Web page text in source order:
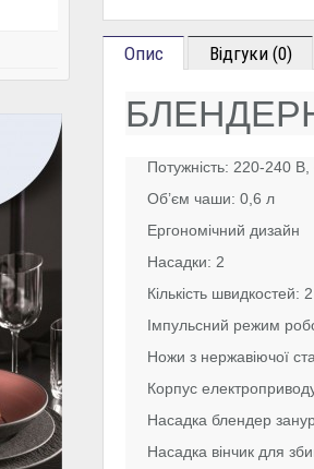
Опис Відгуки (0)
Потужність: 220-240
Об’єм чаши: 0,6 л
Ергономічний дизайн
Насадки: 2
Кількість швидкостей: 2
Імпульсний режим
Ножи з нержавіючої
Корпус
Насадка блендер
Насадка вінчик для